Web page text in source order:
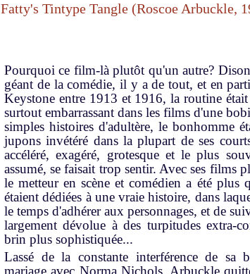
Fatty's Tintype Tangle (Roscoe Arbuckle,
Pourquoi ce film-là plutôt qu'un autre?
géant de la comédie, il y a de tout, et en
Keystone entre 1913 et 1916, la routine
surtout embarrassant dans les films d'une
simples histoires d'adultère, le bonhomme
jupons invétéré dans la plupart de ses
accéléré, exagéré, grotesque et le plus
assumé, se faisait trop sentir. Avec ses films
le metteur en scène et comédien a été plus
étaient dédiées à une vraie histoire, dans
le temps d'adhérer aux personnages, et de
largement dévolue à des turpitudes extra-
brin plus sophistiquée...
Lassé de la constante interférence de sa
mariage avec Norma Nichols, Arbuckle